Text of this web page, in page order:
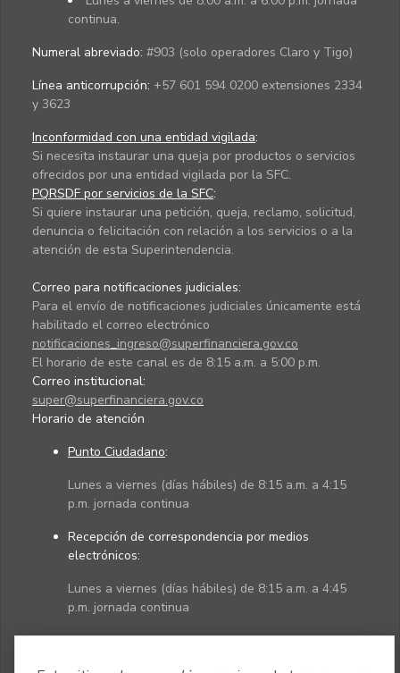
continua.
Numeral abreviado: #903 (solo operadores Claro y Tigo)
Línea anticorrupción: +57 601 594 0200 extensiones 2334
y 3623
Inconformidad con una entidad vigilada:
Si necesita instaurar una queja por productos o servicios
ofrecidos por una entidad vigilada por la SFC.
PQRSDF por servicios de la SFC:
Si quiere instaurar una petición, queja, reclamo, solicitud,
denuncia o felicitación con relación a los servicios o a la
atención de esta Superintendencia.
Correo para notificaciones judiciales:
Para el envío de notificaciones judiciales únicamente está
habilitado el correo electrónico
notificaciones_ingreso@superfinanciera.gov.co
El horario de este canal es de 8:15 a.m. a 5:00 p.m.
Correo institucional:
super@superfinanciera.gov.co
Horario de atención
Punto Ciudadano:
Lunes a viernes (días hábiles) de 8:15 a.m. a 4:15
p.m. jornada continua
Recepción de correspondencia por medios
electrónicos:
Lunes a viernes (días hábiles) de 8:15 a.m. a 4:45
p.m. jornada continua